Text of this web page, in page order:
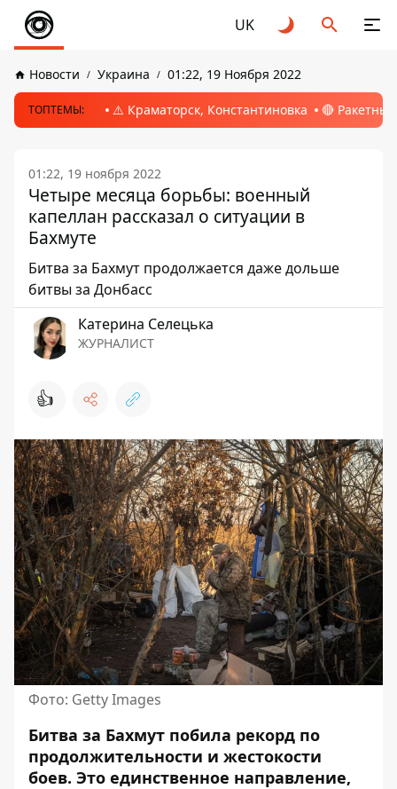
UK
Новости Украина 01:22, 19 Ноября 2022
ТОПТЕМЫ: ⚠️ Краматорск, Константиновка 🔴
01:22, 19 ноября 2022
Четыре месяца борьбы: военный
капеллан рассказал о ситуации в
Бахмуте
Битва за Бахмут продолжается даже дольше
битвы за Донбасс
Катерина Селецька
ЖУРНАЛИСТ
👍
Фото: Getty Images
Битва за Бахмут побила рекорд по
продолжительности и жестокости
боев. Это единственное направление,